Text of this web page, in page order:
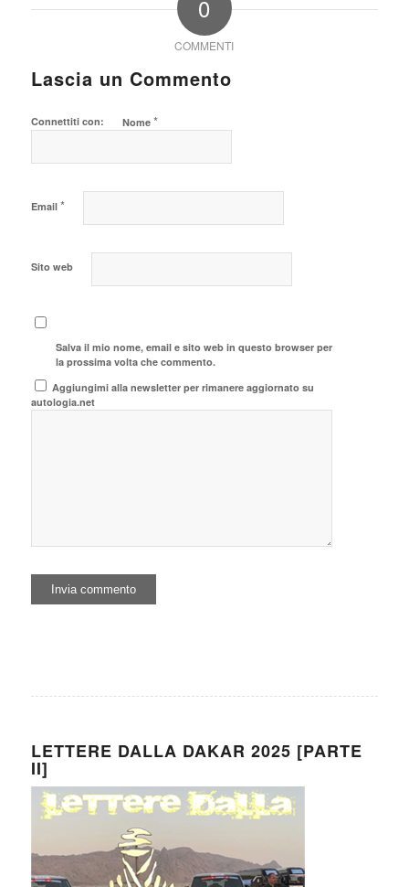
0
COMMENTI
Lascia un Commento
Connettiti con: Nome *
Email *
Sito web
Salva il mio nome, email e sito web in questo browser per
la prossima volta che commento.
Aggiungimi alla newsletter per rimanere aggiornato su
autologia.net
LETTERE DALLA DAKAR 2025 [PARTE
II]